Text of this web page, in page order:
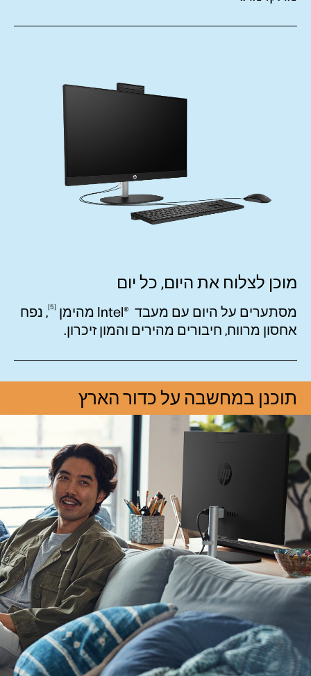
מוכן לצלוח את היום, כל יום
מסתערים על היום עם מעבד Intel‎®‎ ‎ מהימן 5 , נפח
אחסון מרווח, חיבורים מהירים והמון זיכרון.
תוכנן במחשבה על כדור הארץ